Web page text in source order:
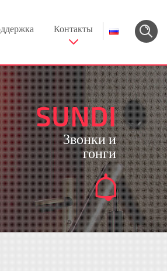
Контакты
SUNDI
Звонки и
гонги